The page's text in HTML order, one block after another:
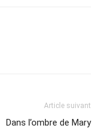
Article suivant
Dans l’ombre de Mary